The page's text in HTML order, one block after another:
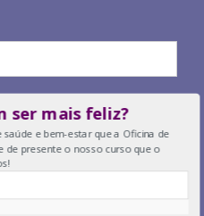
ser mais feliz?
e bem-estar que a Oficina de
de presente o nosso curso que o